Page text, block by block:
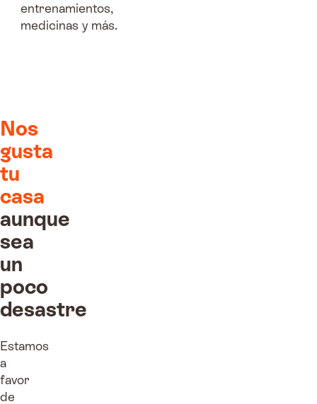
entrenamientos,
medicinas y más.
Nos
gusta
tu
casa
aunque
sea
un
poco
desastre
Estamos
a
favor
de